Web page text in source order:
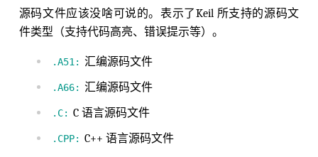
源码文件应该没啥可说的。表示了Keil 所支持的源码文
件类型（支持代码高亮、错误提示等）。
.A51: 汇编源码文件
.A66: 汇编源码文件
.C: C 语言源码文件
.CPP: C++ 语言源码文件